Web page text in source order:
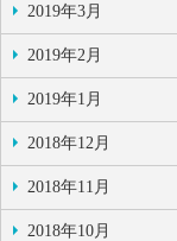
2019年3月
2019年2月
2019年1月
2018年12月
2018年11月
2018年10月